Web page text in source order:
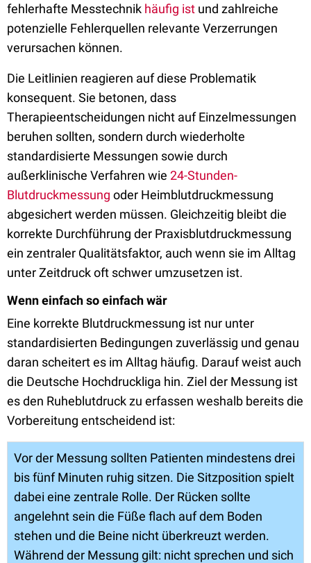
fehlerhafte Messtechnik häufig ist und zahlreiche
potenzielle Fehlerquellen relevante Verzerrungen
verursachen können.
Die Leitlinien reagieren auf diese Problematik
konsequent. Sie betonen, dass
Therapieentscheidungen nicht auf Einzelmessungen
beruhen sollten, sondern durch wiederholte
standardisierte Messungen sowie durch
außerklinische Verfahren wie 24-Stunden-
Blutdruckmessung oder Heimblutdruckmessung
abgesichert werden müssen. Gleichzeitig bleibt die
korrekte Durchführung der Praxisblutdruckmessung
ein zentraler Qualitätsfaktor, auch wenn sie im Alltag
unter Zeitdruck oft schwer umzusetzen ist.
Wenn einfach so einfach wär
Eine korrekte Blutdruckmessung ist nur unter
standardisierten Bedingungen zuverlässig und genau
daran scheitert es im Alltag häufig. Darauf weist auch
die Deutsche Hochdruckliga hin. Ziel der Messung ist
es den Ruheblutdruck zu erfassen weshalb bereits die
Vorbereitung entscheidend ist:
Vor der Messung sollten Patienten mindestens drei
bis fünf Minuten ruhig sitzen. Die Sitzposition spielt
dabei eine zentrale Rolle. Der Rücken sollte
angelehnt sein die Füße flach auf dem Boden
stehen und die Beine nicht überkreuzt werden.
Während der Messung gilt: nicht sprechen und sich